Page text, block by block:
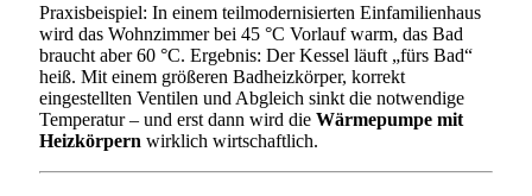
Praxisbeispiel: In einem teilmodernisierten Einfamilienhaus
wird das Wohnzimmer bei 45 °C Vorlauf warm, das Bad
braucht aber 60 °C. Ergebnis: Der Kessel läuft „fürs Bad“
heiß. Mit einem größeren Badheizkörper, korrekt
eingestellten Ventilen und Abgleich sinkt die notwendige
Temperatur – und erst dann wird die Wärmepumpe mit
Heizkörpern wirklich wirtschaftlich.